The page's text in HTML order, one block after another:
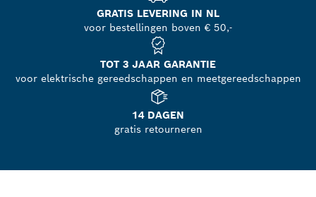
GRATIS LEVERING IN NL
voor bestellingen boven € 50,-
TOT 3 JAAR GARANTIE
voor elektrische gereedschappen en meetgereedschappen
14 DAGEN
gratis retourneren